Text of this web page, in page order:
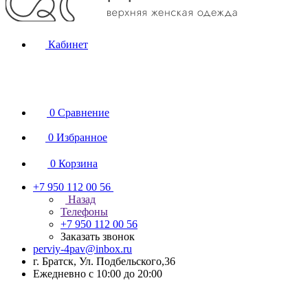
Кабинет
0 Сравнение
0 Избранное
0 Корзина
+7 950 112 00 56
Назад
Телефоны
+7 950 112 00 56
Заказать звонок
perviy-4pav@inbox.ru
г. Братск, Ул. Подбельского,36
Ежедневно с 10:00 до 20:00